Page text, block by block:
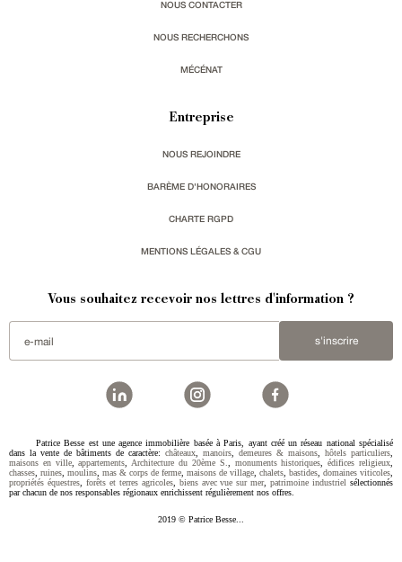
NOUS CONTACTER
NOUS RECHERCHONS
MÉCÉNAT
Entreprise
NOUS REJOINDRE
BARÈME D'HONORAIRES
CHARTE RGPD
MENTIONS LÉGALES & CGU
Vous souhaitez recevoir nos lettres d'information ?
s'inscrire
Patrice Besse est une agence immobilière basée à Paris, ayant créé un réseau national spécialisé
dans la vente de bâtiments de caractère: châteaux, manoirs, demeures & maisons, hôtels particuliers,
maisons en ville,appartements,Architecture du 20ème S., monuments historiques,édifices religieux,
chasses, ruines, moulins, mas & corps de ferme, maisons de village, chalets, bastides, domaines viticoles,
propriétés équestres, forêts et terres agricoles, biens avec vue sur mer,patrimoine industriel sélectionnés
par chacun de nos responsables régionaux enrichissent régulièrement nos offres.
2019 © Patrice Besse...